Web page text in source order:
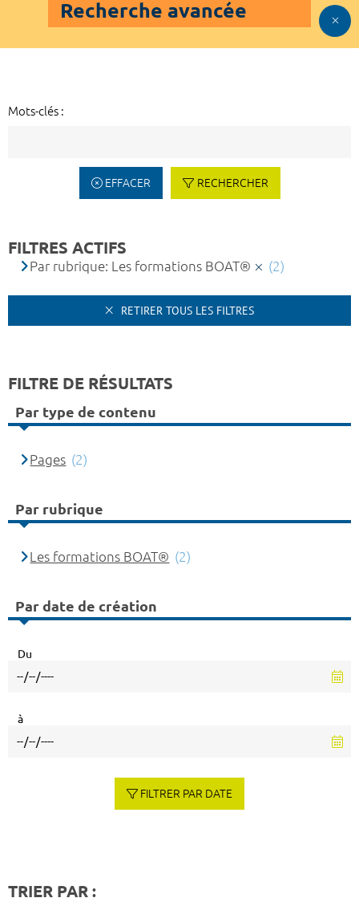
Recherche avancée
Mots-clés :
EFFACER RECHERCHER
FILTRES ACTIFS
Par rubrique: Les formations BOAT® (2)
RETIRER TOUS LES FILTRES
FILTRE DE RÉSULTATS
Par type de contenu
Pages (2)
Par rubrique
Les formations BOAT® (2)
Par date de création
Du
à
FILTRER PAR DATE
TRIER PAR :